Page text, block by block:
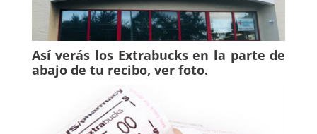
Así verás los Extrabucks en la parte de
abajo de tu recibo, ver foto.